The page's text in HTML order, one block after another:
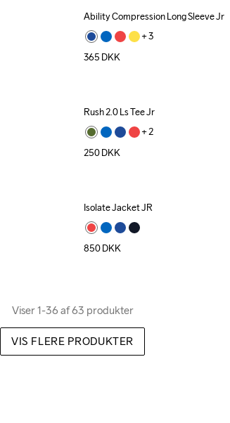
Ability Compression Long Sleeve Jr
+ 3
365 DKK
Rush 2.0 Ls Tee Jr
+ 2
250DKK
Isolate Jacket JR
850DKK
Viser 1-36 af 63 produkter
VIS FLERE PRODUKTER